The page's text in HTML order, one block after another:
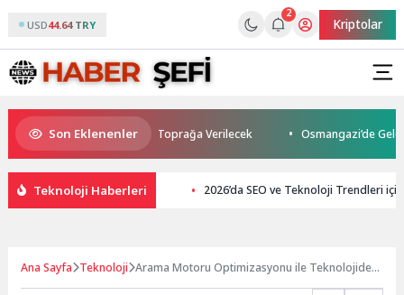
USD44.64 TRY
2
Kriptolar
Son Eklenenler
Kuzey Makedonya’da Toprağa Verilecek Osmangazi’de Geleceğin
Teknoloji Haberleri 2026’da SEO ve Teknoloji Trendleri
Ana Sayfa Teknoloji Arama Motoru Optimizasyonu ile Teknolojide